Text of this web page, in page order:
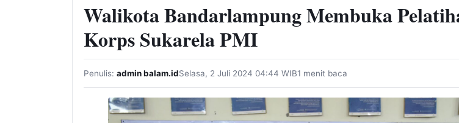
Walikota Bandarlampung Membuka
Korps Sukarela PMI
Penulis: admin balam.idSelasa, 2 Juli 2024 04:44 WIB1 menit baca